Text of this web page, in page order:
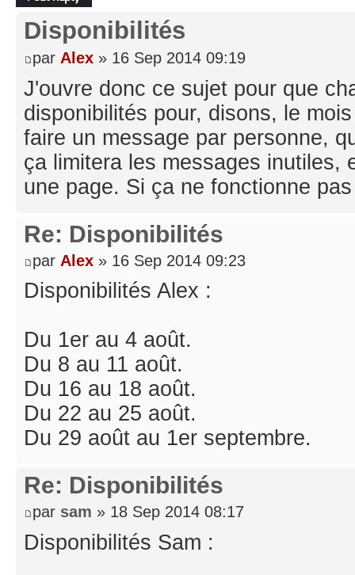
Disponibilités
par Alex » 16 Sep 2014 09:19
J'ouvre donc ce sujet pour que
disponibilités pour, disons, le
faire un message par personne,
ça limitera les messages inutiles,
une page. Si ça ne fonctionne
Re: Disponibilités
par Alex » 16 Sep 2014 09:23
Disponibilités Alex :
Du 1er au 4 août.
Du 8 au 11 août.
Du 16 au 18 août.
Du 22 au 25 août.
Du 29 août au 1er septembre.
Re: Disponibilités
par sam » 18 Sep 2014 08:17
Disponibilités Sam :